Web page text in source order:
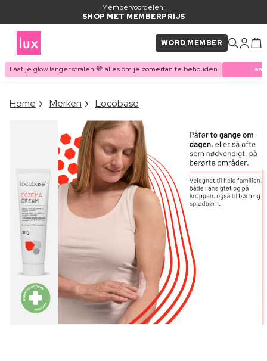
Membervoordelen:
SHOP MET MEMBERPRIJS
WORD MEMBER
Laat je glow langer stralen 🤎 alles om je zomertan te behouden
ITEM TOEGEVOEGD AAN
WINKELMAND
Home Merken Locobase